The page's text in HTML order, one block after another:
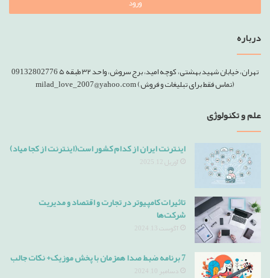
ورود
درباره
تهران، خیابان شهید بهشتی، کوچه امید، برج سروش، واحد ۳۲ طبقه ۵ 09132802776
(تماس فقط برای تبلیغات و فروش) milad_love_2007@yahoo.com
علم و تکنولوژی
اینترنت ایران از کدام کشور است(اینترنت از کجا میاد)
آوریل 12, 2025
تاثیرات کامپیوتر در تجارت و اقتصاد و مدیریت
شرکت‌ها
آگوست 13, 2024
7 برنامه ضبط صدا همزمان با پخش موزیک+ نکات جالب
دسامبر 10, 2024